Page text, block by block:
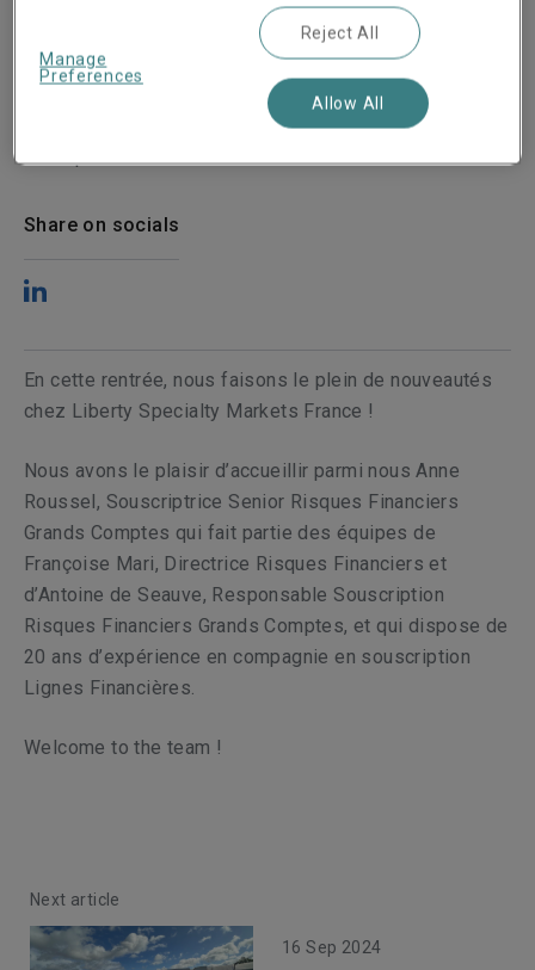
17 September 2024
Share on socials
En cette rentrée, nous faisons le plein de nouveautés
chez Liberty Specialty Markets France !
Nous avons le plaisir d’accueillir parmi nous Anne
Roussel, Souscriptrice Senior Risques Financiers
Grands Comptes qui fait partie des équipes de
Françoise Mari, Directrice Risques Financiers et
d’Antoine de Seauve, Responsable Souscription
Risques Financiers Grands Comptes, et qui dispose de
20 ans d’expérience en compagnie en souscription
Lignes Financières.
Welcome to the team !
Next article
16 Sep 2024
Manage
Preferences
Reject All
Allow All